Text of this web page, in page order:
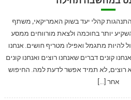
קהלי יעד בשוק האמריקאי, משתף
יותר בחוכמה ולצאת מורווחים ממסע
להיות מתגמל ואפילו מטריף חושים. אנחנו
קונים דברים שאנחנו רוצים ואנחנו קונים
רוצים, לא תמיד אפשר לדעת למה. החיפוש
אחר […]